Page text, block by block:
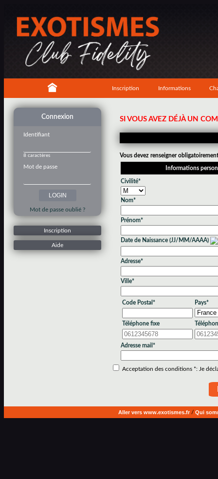
Inscription Informations
Connexion
Identifiant
8 caractères
Mot de passe
Mot de passe oublié ?
Inscription
Aide
SI VOUS AVEZ DÉJÀ UN
Vous devez renseigner
Informations
Civilité*
Nom*
Prénom*
Date de Naissance (JJ/MM/AAAA)
Adresse*
Ville*
Code Postal* Pays*
Téléphone fixe
Adresse mail*
Acceptation des conditions *: Je
Aller vers www.exotismes.fr/ Qui